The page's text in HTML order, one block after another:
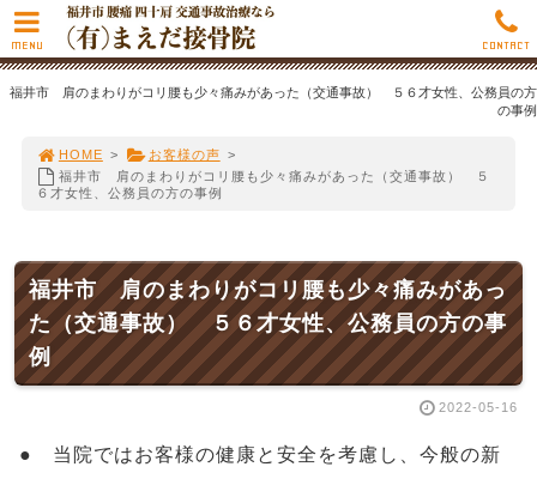
福井市 肩のまわりがコリ腰も少々痛みがあった（交通事故） ５６才女性、公務員の方
の事例
HOME > お客様の声 >
福井市 肩のまわりがコリ腰も少々痛みがあった（交通事故） ５
６才女性、公務員の方の事例
福井市 肩のまわりがコリ腰も少々痛みがあっ
た（交通事故） ５６才女性、公務員の方の事
例
2022-05-16
● 当院ではお客様の健康と安全を考慮し、今般の新
MENU CONTACT